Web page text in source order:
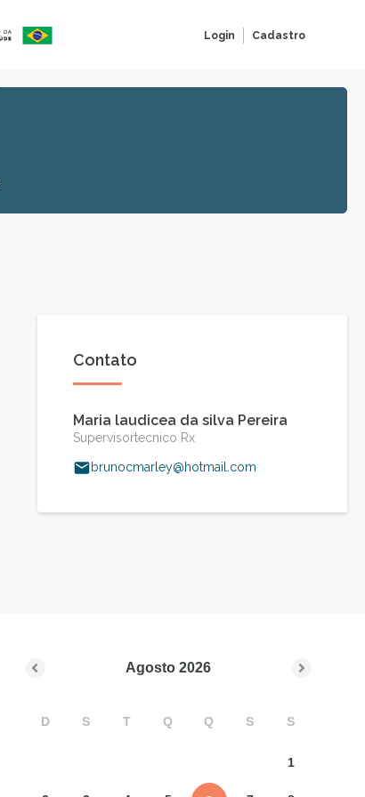
Login Cadastro
Contato
Maria laudicea da silva Pereira
Supervisortecnico Rx
brunocmarley@hotmail.com
Agosto 2026
D S T Q Q S S
1